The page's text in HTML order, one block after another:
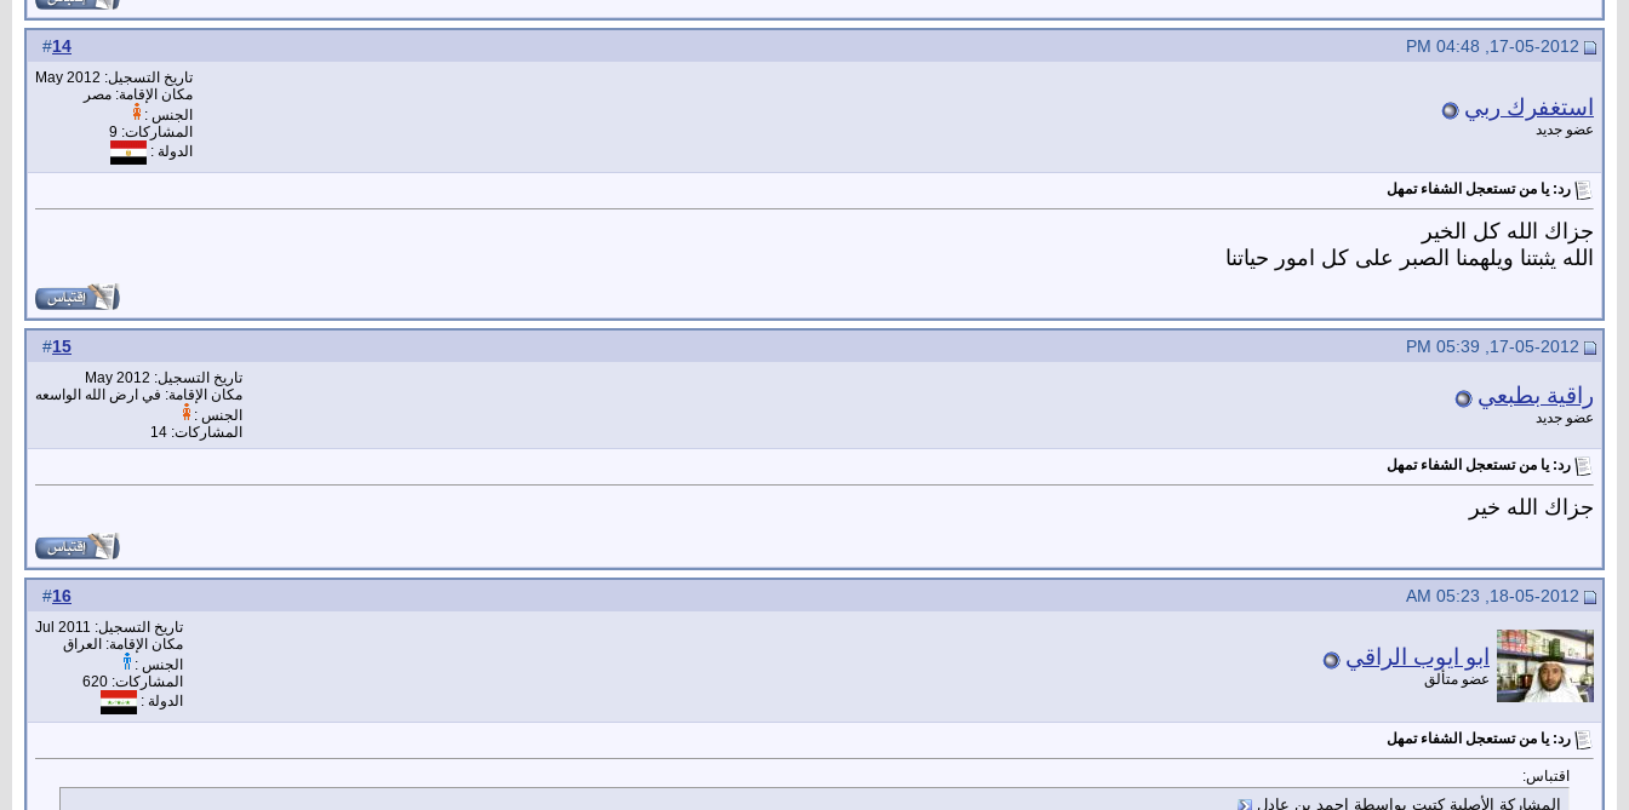
14
استغفرك ربي
عضو جديد
تاريخ التسجيل: May 2012
مكان الإقامة: مصر
الجنس :
المشاركات: 9
الدولة :
رد: يا من تستعجل الشفاء تمهل
جزاك الله كل الخير
الله يثبتنا ويلهمنا الصبر على كل امور حياتنا
15
راقية بطبعي
عضو جديد
تاريخ التسجيل: May 2012
مكان الإقامة: في ارض الله الواسعه
الجنس :
المشاركات: 14
رد: يا من تستعجل الشفاء تمهل
جزاك الله خير
16
ابو ايوب الراقي
عضو متألق
تاريخ التسجيل: Jul 2011
مكان الإقامة: العراق
الجنس :
المشاركات: 620
الدولة :
رد: يا من تستعجل الشفاء تمهل
اقتباس:
المشاركة الأصلية كتبت بواسطة احمد بن عادل